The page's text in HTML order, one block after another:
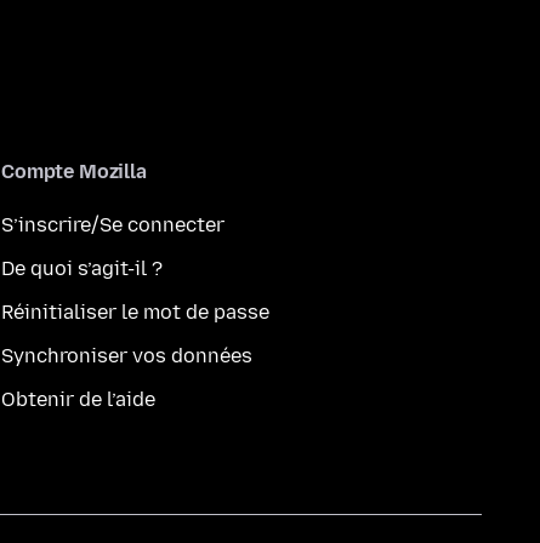
Compte Mozilla
S’inscrire/Se connecter
De quoi s’agit-il ?
Réinitialiser le mot de passe
Synchroniser vos données
Obtenir de l’aide